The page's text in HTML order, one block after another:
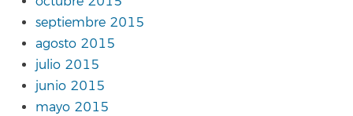
septiembre 2015
agosto 2015
julio 2015
junio 2015
mayo 2015